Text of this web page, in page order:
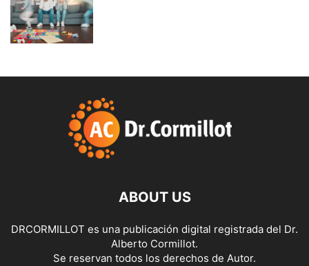
ABOUT US
DRCORMILLOT es una publicación digital registrada del Dr.
Alberto Cormillot.
Se reservan todos los derechos de Autor.